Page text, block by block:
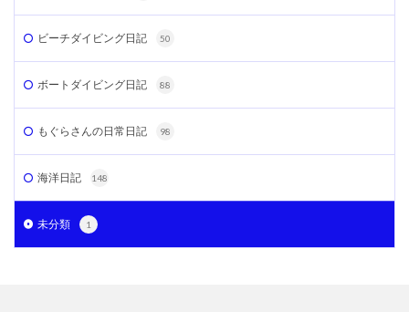
ビーチダイビング日記 50
ボートダイビング日記 88
もぐらさんの日常日記 98
海洋日記 148
未分類 1